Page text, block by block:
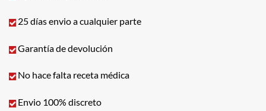
25 días envio a cualquier parte
Garantía de devolución
No hace falta receta médica
Envio 100% discreto